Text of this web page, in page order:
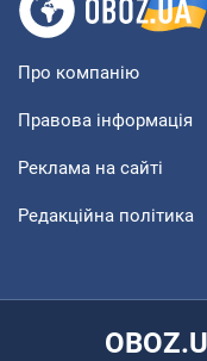
Про компанію
Правова інформація
Реклама на сайті
Редакційна політика